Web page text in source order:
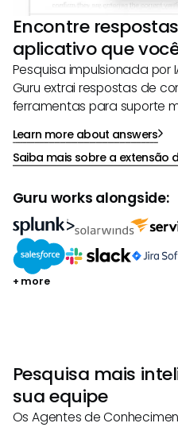
Encontre
aplicativo que
Pesquisa impulsionada por
Guru extrai respostas de
ferramentas para suporte
Learn more about answers
Saiba mais sobre a extensão
Guru works alongside:
+ more
Pesquisa mais
sua equipe
Os Agentes de